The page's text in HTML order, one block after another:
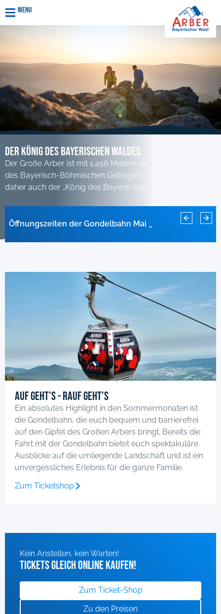
Menu
Der KÖnig des Bayerischen Waldes
Der Große Arber ist mit 1.456 Metern der höchste Berg
des Bayerisch-Böhmischen Gebirgsmassivs und wird
daher auch der „König des Bayerischen Waldes“ genannt.
Öffnungszeiten der Gondelbahn Mai 2026
Anlagen im April geschlossen!
Rodelbahn Sonnenhang für diese Saison
geschlossen
Auf geht's - rauf geht's
Ein absolutes Highlight in den Sommermonaten ist
die Gondelbahn, die euch bequem und barrierefrei
auf den Gipfel des Großen Arbers bringt. Bereits die
Fahrt mit der Gondelbahn bietet euch spektakuläre
Ausblicke auf die umliegende Landschaft und ist ein
unvergessliches Erlebnis für die ganze Familie.
Zum Ticketshop
Kein Anstellen, kein Warten!
Tickets gleich online kaufen!
Zum Ticket-Shop
Zu den Preisen